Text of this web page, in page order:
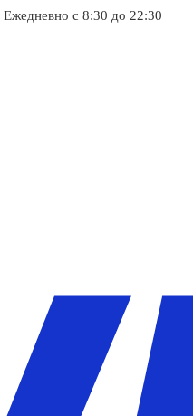
Ежедневно с 8:30 до 22:30